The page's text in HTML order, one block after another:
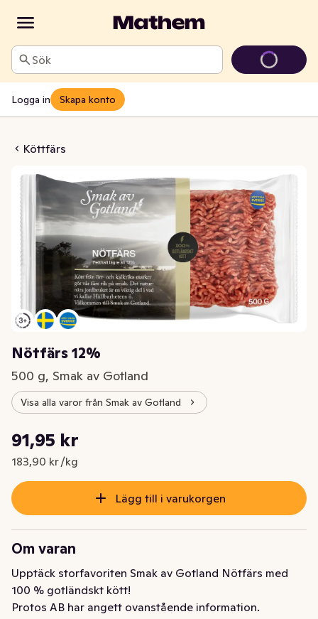
Sök
Logga in Skapa konto
Köttfärs
12%
Nötfärs 12%
500 g, Smak av Gotland
Visa alla varor från Smak av Gotland
Nuvarande pris är: 91,95 kr
91,95 kr
183,90 kr /kg
Styckpris: 183,90 kr /kg
Lägg till i varukorgen
Om varan
Upptäck storfavoriten Smak av Gotland Nötfärs med
100 % gotländskt kött!
Protos AB har angett ovanstående information.